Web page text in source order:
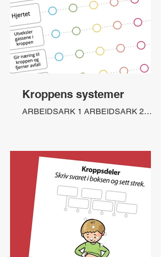
Kroppens systemer
ARBEIDSARK 1 ARBEIDSARK 2